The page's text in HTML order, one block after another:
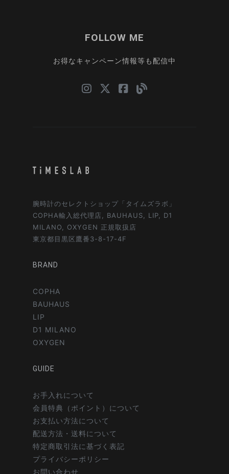
FOLLOW ME
お得なキャンペーン情報等も配信中
腕時計のセレクトショップ「タイムズラボ」
COPHA輸入総代理店, BAUHAUS, LIP, D1
MILANO, OXYGEN 正規取扱店
東京都目黒区鷹番3-8-17-4F
BRAND
COPHA
BAUHAUS
LIP
D1 MILANO
OXYGEN
GUIDE
お手入れについて
会員特典（ポイント）について
お支払い方法について
配送方法・送料について
特定商取引法に基づく表記
プライバシーポリシー
お問い合わせ